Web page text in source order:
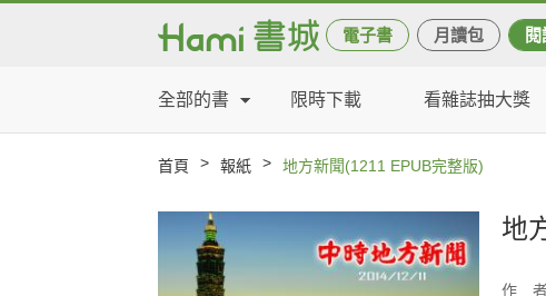
電子書 月讀包
全部的書 限時下載 看雜誌抽大獎
首頁 > 報紙 > 地方新聞(1211 EPUB完整版)
地
作